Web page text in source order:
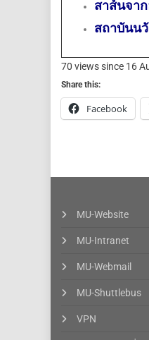
สาส์นจา
สถาบันน
70 views since 16
Share this:
Facebook
MU-Website
MU-Intranet
MU-Webmail
MU-Shuttlebus
VPN